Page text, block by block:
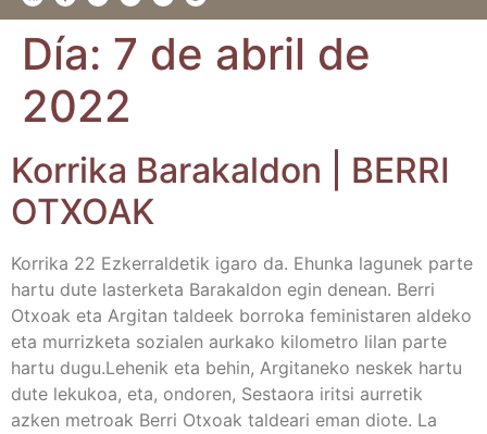
Día: 7 de abril de
2022
Korri­ka Bara­kal­don | BERRI
OTXOAK
Korri­ka 22 Ezke­rral­de­tik iga­ro da. Ehun­ka lagu­nek par­te
har­tu dute las­ter­ke­ta Bara­kal­don egin denean. Berri
Otxoak eta Argi­tan tal­deek borro­ka femi­nis­ta­ren alde­ko
eta murriz­ke­ta sozia­len aur­ka­ko kilo­me­tro lilan par­te
har­tu dugu.Lehe­nik eta behin, Argi­ta­ne­ko nes­kek har­tu
dute leku­koa, eta, ondo­ren, Ses­tao­ra iritsi aurre­tik
azken metroak Berri Otxoak tal­dea­ri eman dio­te. La